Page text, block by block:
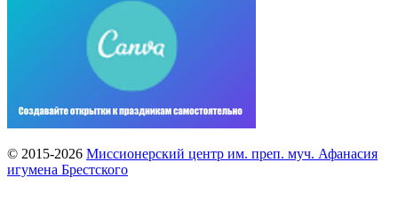
© 2015-2026 Миссионерский центр им. преп. муч. Афанасия
игумена Брестского